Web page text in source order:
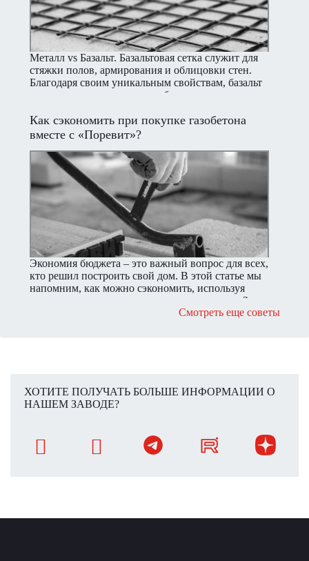
Металл vs Базальт. Базальтовая сетка служит для
стяжки полов, армирования и облицовки стен.
Благодаря своим уникальным свойствам, базальт
заменил металл во многих областях строительства,
прекращаются.
Как сэкономить при покупке газобетона
вместе с «Поревит»?
Экономия бюджета – это важный вопрос для всех,
кто решил построить свой дом. В этой статье мы
напомним, как можно сэкономить, используя
современные строительные инструменты от Завода
Смотреть еще советы
ХОТИТЕ ПОЛУЧАТЬ БОЛЬШЕ ИНФОРМАЦИИ О
НАШЕМ ЗАВОДЕ?